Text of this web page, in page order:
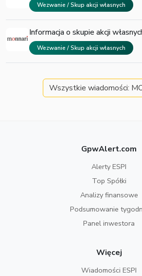
Wezwanie / Skup akcji własnych
Informacja o skupie akcji
Wezwanie / Skup akcji własnych
Wszystkie wiadomości:
GpwAlert.com
Alerty ESPI
Top Spółki
Analizy finansowe
Podsumowanie
Panel inwestora
Więcej
Wiadomości ESPI